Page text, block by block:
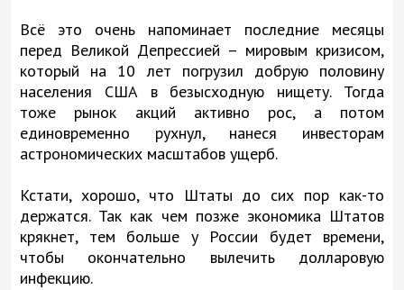
Всё это очень напоминает последние месяцы
перед Великой Депрессией – мировым кризисом,
который на 10 лет погрузил добрую половину
населения США в безысходную нищету. Тогда
тоже рынок акций активно рос, а потом
единовременно рухнул, нанеся инвесторам
астрономических масштабов ущерб.
Кстати, хорошо, что Штаты до сих пор как-то
держатся. Так как чем позже экономика Штатов
крякнет, тем больше у России будет времени,
чтобы окончательно вылечить долларовую
инфекцию.